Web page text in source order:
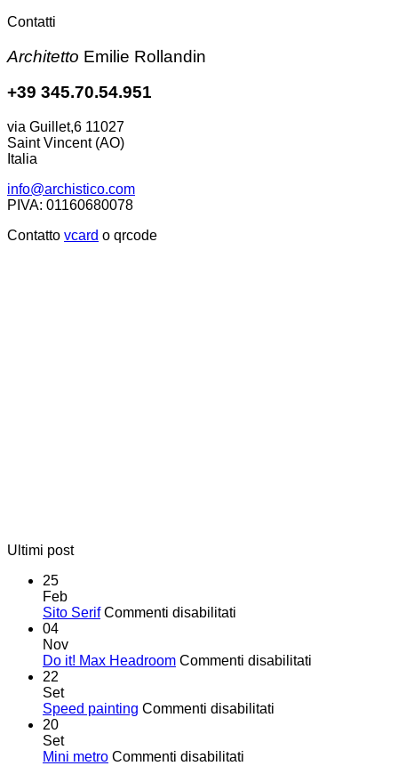
Contatti
Architetto Emilie Rollandin
+39 345.70.54.951
via Guillet,6 11027
Saint Vincent (AO)
Italia
info@archistico.com
PIVA: 01160680078
Contatto vcard o qrcode
Ultimi post
25
Feb
Sito Serif Commenti disabilitati
04
Nov
Do it! Max Headroom Commenti disabilitati
22
Set
Speed painting Commenti disabilitati
20
Set
Mini metro Commenti disabilitati